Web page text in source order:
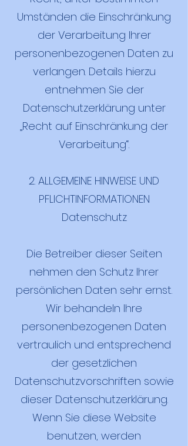
Umständen die Einschränkung
der Verarbeitung Ihrer
personenbezogenen Daten zu
verlangen. Details hierzu
entnehmen Sie der
Datenschutzerklärung unter
„Recht auf Einschränkung der
Verarbeitung“.
2. ALLGEMEINE HINWEISE UND
PFLICHTINFORMATIONEN
Datenschutz
Die Betreiber dieser Seiten
nehmen den Schutz Ihrer
persönlichen Daten sehr ernst.
Wir behandeln Ihre
personenbezogenen Daten
vertraulich und entsprechend
der gesetzlichen
Datenschutzvorschriften sowie
dieser Datenschutzerklärung.
Wenn Sie diese Website
benutzen, werden